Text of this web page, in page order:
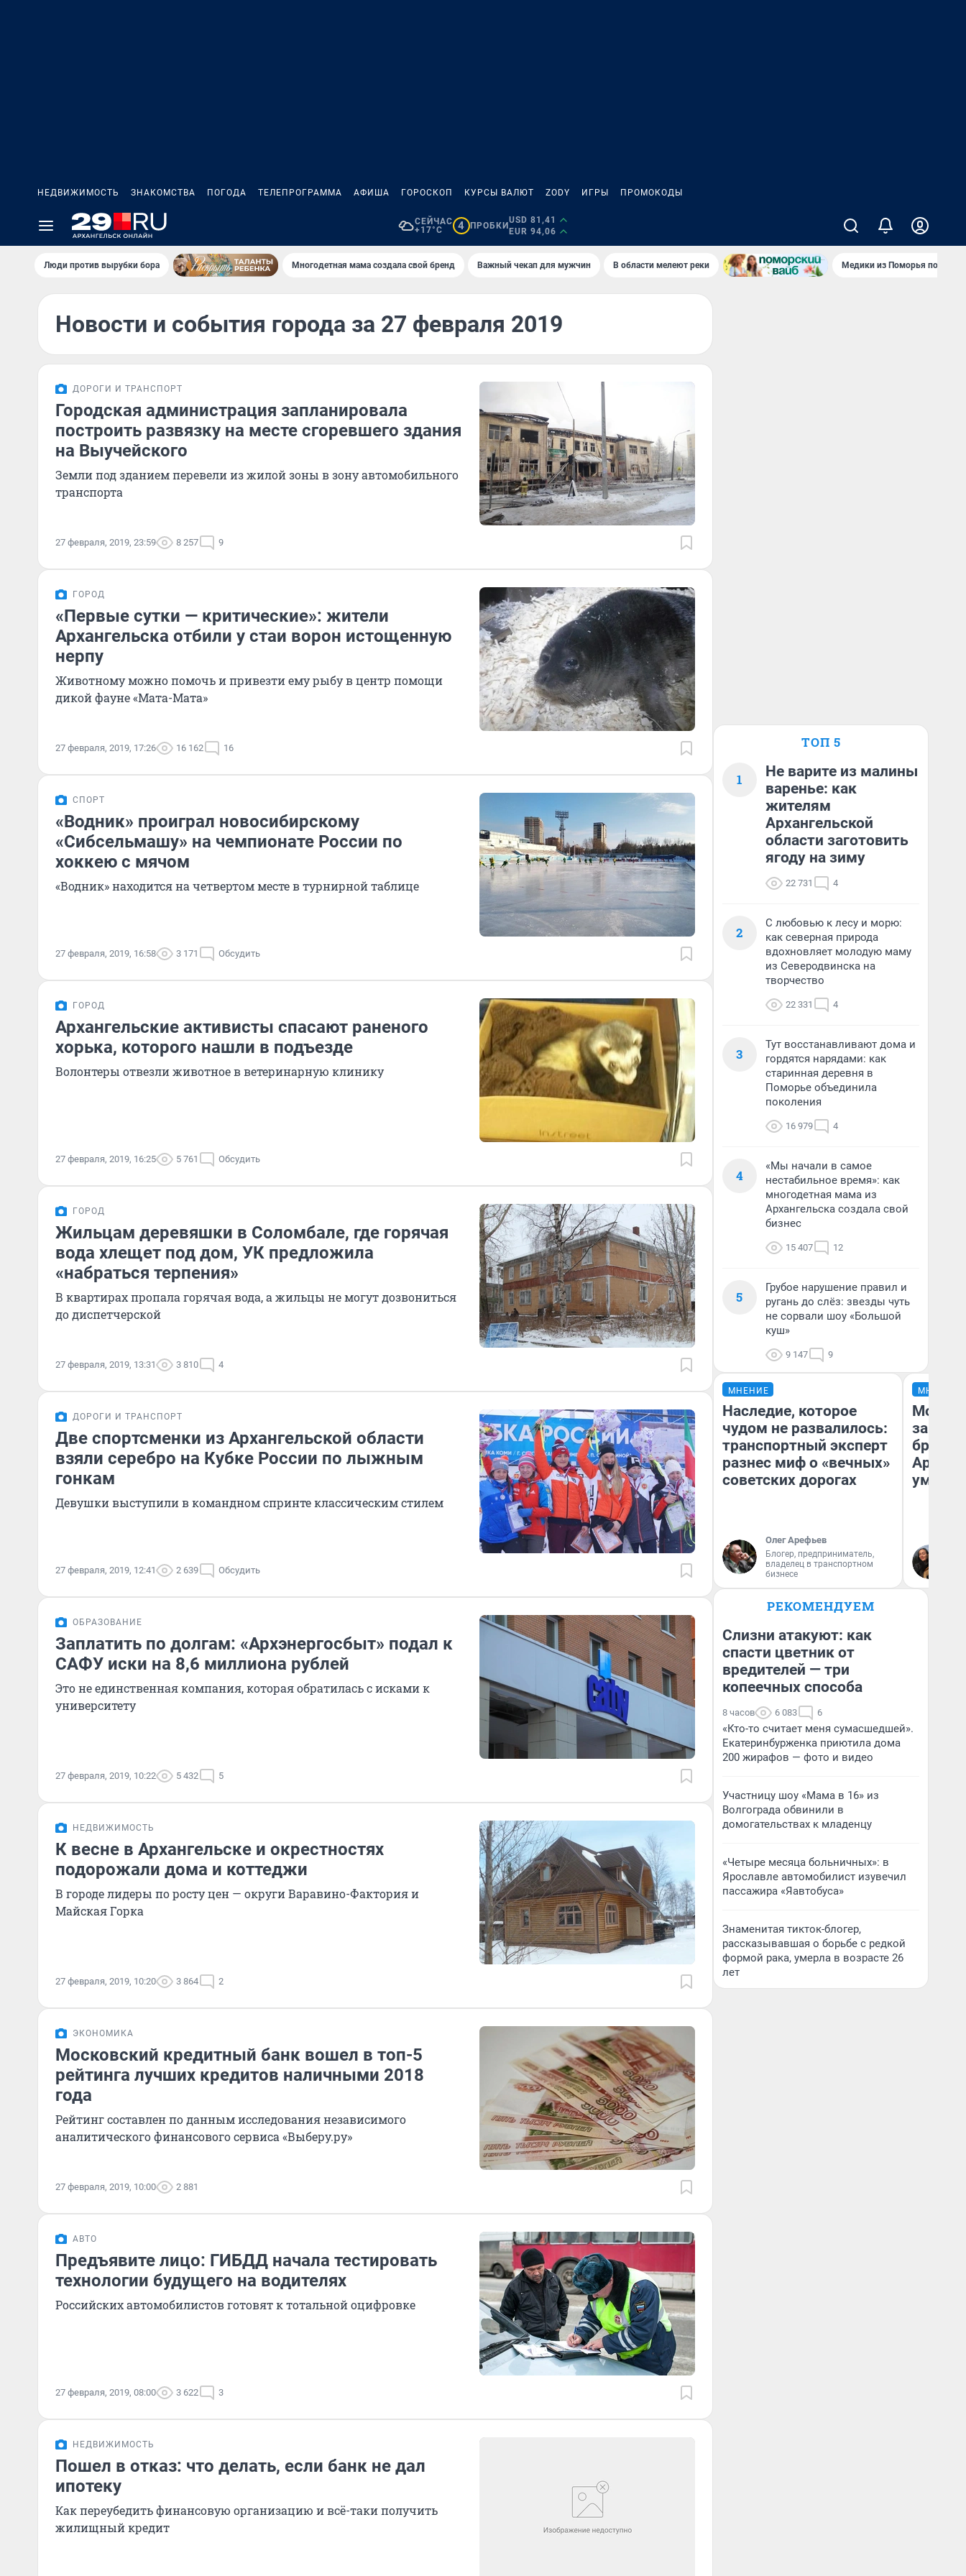
НЕДВИЖИМОСТЬ ЗНАКОМСТВА ПОГОДА ТЕЛЕПРОГРАММА АФИША ГОРОСКОП КУРСЫ ВАЛЮТ ZODY ИГРЫ ПРОМОКОДЫ
СЕЙЧАС
+17°C
4 ПРОБКИ
USD 81,41
EUR 94,06
Люди против вырубки бора Многодетная мама создала свой бренд Важный чекап для мужчин В области мелеют реки Медики из Поморья поехали
Новости и события города за 27 февраля 2019
ДОРОГИ И ТРАНСПОРТ
Городская администрация запланировала
построить развязку на месте сгоревшего здания
на Выучейского
Земли под зданием перевели из жилой зоны в зону автомобильного
транспорта
27 февраля, 2019, 23:59 8 257 9
ГОРОД
«Первые сутки — критические»: жители
Архангельска отбили у стаи ворон истощенную
нерпу
Животному можно помочь и привезти ему рыбу в центр помощи
дикой фауне «Мата-Мата»
27 февраля, 2019, 17:26 16 162 16
СПОРТ
«Водник» проиграл новосибирскому
«Сибсельмашу» на чемпионате России по
хоккею с мячом
«Водник» находится на четвертом месте в турнирной таблице
27 февраля, 2019, 16:58 3 171 Обсудить
ГОРОД
Архангельские активисты спасают раненого
хорька, которого нашли в подъезде
Волонтеры отвезли животное в ветеринарную клинику
27 февраля, 2019, 16:25 5 761 Обсудить
ГОРОД
Жильцам деревяшки в Соломбале, где горячая
вода хлещет под дом, УК предложила
«набраться терпения»
В квартирах пропала горячая вода, а жильцы не могут дозвониться
до диспетчерской
27 февраля, 2019, 13:31 3 810 4
ДОРОГИ И ТРАНСПОРТ
Две спортсменки из Архангельской области
взяли серебро на Кубке России по лыжным
гонкам
Девушки выступили в командном спринте классическим стилем
27 февраля, 2019, 12:41 2 639 Обсудить
ОБРАЗОВАНИЕ
Заплатить по долгам: «Архэнергосбыт» подал к
САФУ иски на 8,6 миллиона рублей
Это не единственная компания, которая обратилась с исками к
университету
27 февраля, 2019, 10:22 5 432 5
НЕДВИЖИМОСТЬ
К весне в Архангельске и окрестностях
подорожали дома и коттеджи
В городе лидеры по росту цен — округи Варавино-Фактория и
Майская Горка
27 февраля, 2019, 10:20 3 864 2
ЭКОНОМИКА
Московский кредитный банк вошел в топ-5
рейтинга лучших кредитов наличными 2018
года
Рейтинг составлен по данным исследования независимого
аналитического финансового сервиса «Выберу.ру»
27 февраля, 2019, 10:00 2 881
АВТО
Предъявите лицо: ГИБДД начала тестировать
технологии будущего на водителях
Российских автомобилистов готовят к тотальной оцифровке
27 февраля, 2019, 08:00 3 622 3
НЕДВИЖИМОСТЬ
Пошел в отказ: что делать, если банк не дал
ипотеку
Как переубедить финансовую организацию и всё-таки получить
жилищный кредит
ТОП 5
1
Не варите из малины
варенье: как
жителям
Архангельской
области заготовить
ягоду на зиму
22 731 4
2
С любовью к лесу и морю:
как северная природа
вдохновляет молодую маму
из Северодвинска на
творчество
22 331 4
3
Тут восстанавливают дома и
гордятся нарядами: как
старинная деревня в
Поморье объединила
поколения
16 979 4
4
«Мы начали в самое
нестабильное время»: как
многодетная мама из
Архангельска создала свой
бизнес
15 407 12
5
Грубое нарушение правил и
ругань до слёз: звезды чуть
не сорвали шоу «Большой
куш»
9 147 9
МНЕНИЕ
Наследие, которое
чудом не развалилось:
транспортный эксперт
разнес миф о «вечных»
советских дорогах
Олег Арефьев
Блогер, предприниматель,
владелец в транспортном
бизнесе
МНЕНИЕ
РЕКОМЕНДУЕМ
Слизни атакуют: как
спасти цветник от
вредителей — три
копеечных способа
8 часов 6 083 6
«Кто-то считает меня сумасшедшей».
Екатеринбурженка приютила дома
200 жирафов — фото и видео
Участницу шоу «Мама в 16» из
Волгограда обвинили в
домогательствах к младенцу
«Четыре месяца больничных»: в
Ярославле автомобилист изувечил
пассажира «Яавтобуса»
Знаменитая тикток-блогер,
рассказывавшая о борьбе с редкой
формой рака, умерла в возрасте 26
лет